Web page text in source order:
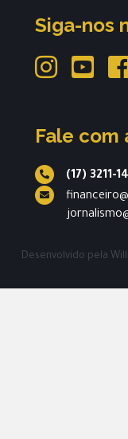
Siga-nos
Fale com
(17) 3211-
Desenvolvido pela